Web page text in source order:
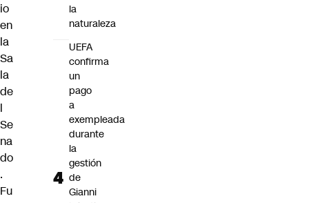
io
en
la
Sa
la
de
l
Se
na
do
.
Fu
la
naturaleza
UEFA
confirma
un
pago
a
exempleada
durante
la
gestión
de
Gianni